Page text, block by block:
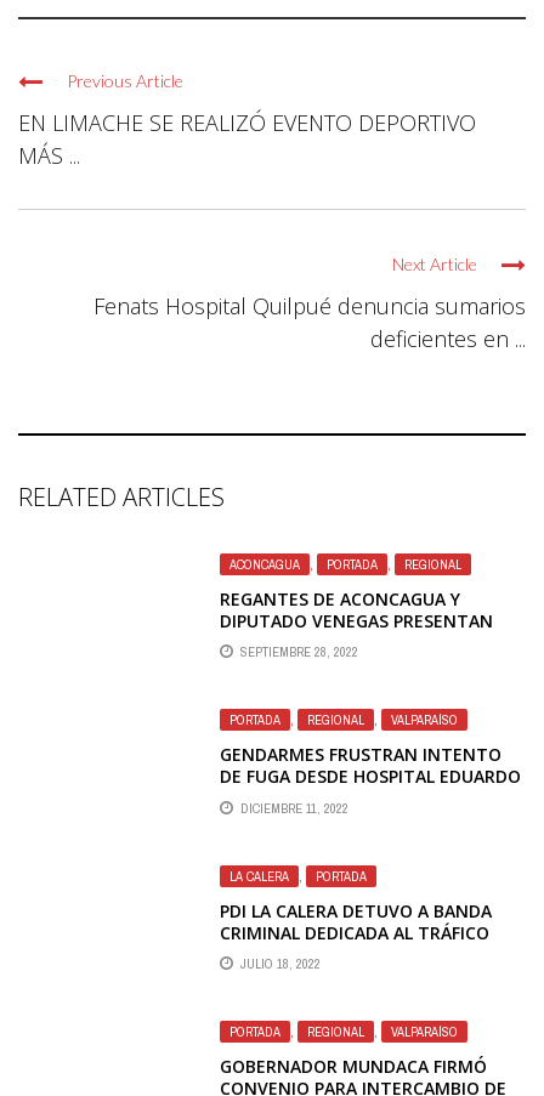
Previous Article
EN LIMACHE SE REALIZÓ EVENTO DEPORTIVO
MÁS ...
Next Article
Fenats Hospital Quilpué denuncia sumarios
deficientes en ...
RELATED ARTICLES
ACONCAGUA , PORTADA , REGIONAL
REGANTES DE ACONCAGUA Y
DIPUTADO VENEGAS PRESENTAN
DENUNCIA A LA CONTRALORÍA
GENERAL POR FALTA DE SERVICIO DE
AMBIENTE
SEPTIEMBRE 28, 2022
PORTADA , REGIONAL , VALPARAÍSO
GENDARMES FRUSTRAN INTENTO
DE FUGA DESDE HOSPITAL EDUARDO
PEREIRA
DICIEMBRE 11, 2022
LA CALERA PORTADA
PDI LA CALERA DETUVO A BANDA
CRIMINAL DEDICADA AL TRÁFICO
CON OVOIDES
JULIO 18, 2022
PORTADA , REGIONAL , VALPARAÍSO
GOBERNADOR MUNDACA FIRMÓ
CONVENIO PARA INTERCAMBIO DE